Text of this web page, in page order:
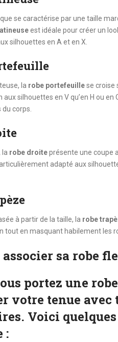
se caractérise par une taille
est idéale pour créer un
silhouettes en A et en X.
la robe portefeuillese croise
aux silhouettes en V qu’en H ou
corps.
la robe droiteprésente une coupe
adapté aux
à partir de la taille, la robe
tout en masquant habilement les
sa robe
portez une
votre tenue avec
Voici
: